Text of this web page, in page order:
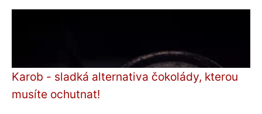
Karob - sladká alternativa čokolády, kterou
musíte ochutnat!